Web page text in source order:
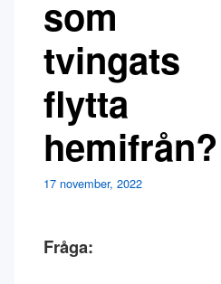
som
tvingats
flytta
hemifrån?
17 november, 2022
Fråga: